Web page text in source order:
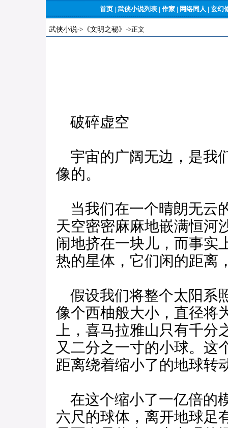
首页 | 武侠小说列表 | 作家 | 网络同人 | 玄幻
武侠小说-> 《文明之秘》 ->正文
破碎虚空
宇宙的广阔无边，是我
像的。
当我们在一个晴朗无云
天空密密麻麻地嵌满恒河
闹地挤在一块儿，而事实
热的星体，它们闲的距离
假设我们将整个太阳系
像个西柚般大小，直径将
上，喜马拉雅山只有千
又二分之一寸的小球。这
距离绕着缩小了的地球转
在这个缩小了一亿倍的
六尺的球体，离开地球足